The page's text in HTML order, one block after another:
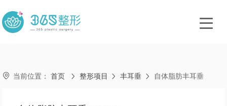
 当前位置： 首页  整形项目  丰耳垂  自体脂肪丰耳垂